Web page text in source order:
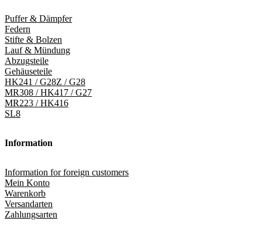
Puffer & Dämpfer
Federn
Stifte & Bolzen
Lauf & Mündung
Abzugsteile
Gehäuseteile
HK241 / G28Z / G28
MR308 / HK417 / G27
MR223 / HK416
SL8
Information
Information for foreign customers
Mein Konto
Warenkorb
Versandarten
Zahlungsarten